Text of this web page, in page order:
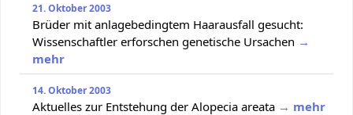
21. Oktober 2003
Brüder mit anlagebedingtem Haarausfall gesucht:
Wissenschaftler erforschen genetische Ursachen →
mehr
14. Oktober 2003
Aktuelles zur Entstehung der Alopecia areata → mehr